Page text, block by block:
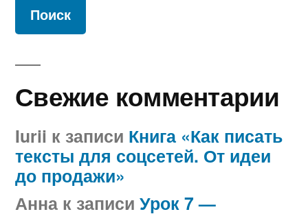
Свежие комментарии
Iurii к записи Книга «Как писать
тексты для соцсетей. От идеи
до продажи»
Анна к записи Урок 7 —